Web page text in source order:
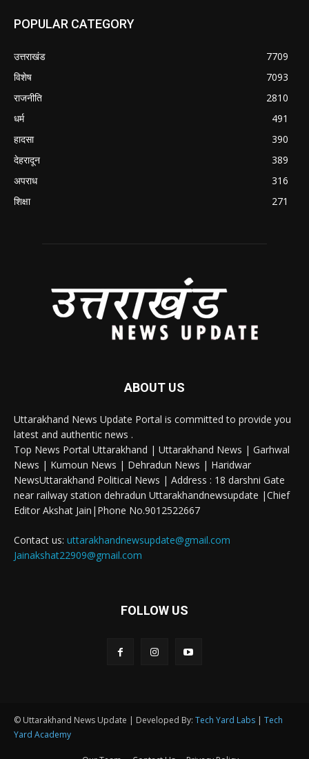
POPULAR CATEGORY
उत्तराखंड
7709
विशेष
7093
राजनीति
2810
धर्म
491
हादसा
390
देहरादून
389
अपराध
316
शिक्षा
271
ABOUT US
Uttarakhand News Update Portal is committed to provide you
latest and authentic news .
Top News Portal Uttarakhand | Uttarakhand News | Garhwal
News | Kumoun News | Dehradun News | Haridwar
NewsUttarakhand Political News | Address : 18 darshni Gate
near railway station dehradun Uttarakhandnewsupdate |Chief
Editor Akshat Jain|Phone No.9012522667
Contact us: uttarakhandnewsupdate@gmail.com
Jainakshat22909@gmail.com
FOLLOW US
© Uttarakhand News Update | Developed By: Tech Yard Labs | Tech
Yard Academy